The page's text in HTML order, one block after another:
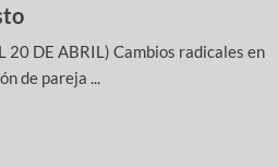
20 DE ABRIL) Cambios radicales en
de pareja ...